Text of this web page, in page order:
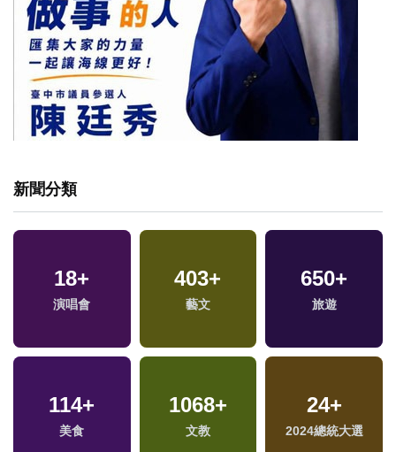
新聞分類
18+
演唱會
403+
藝文
650+
旅遊
114+
美食
1068+
文教
24+
2024總統大選